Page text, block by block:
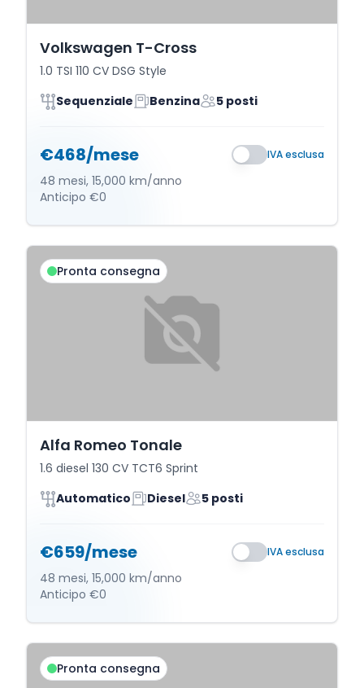
Volkswagen T-Cross
1.0 TSI 110 CV DSG Style
Sequenziale
Benzina 5 posti
€468/mese IVA esclusa
48 mesi, 15,000 km/anno
Anticipo €0
Pronta consegna
Alfa Romeo Tonale
1.6 diesel 130 CV TCT6 Sprint
Automatico
Diesel 5 posti
€659/mese IVA esclusa
48 mesi, 15,000 km/anno
Anticipo €0
Pronta consegna